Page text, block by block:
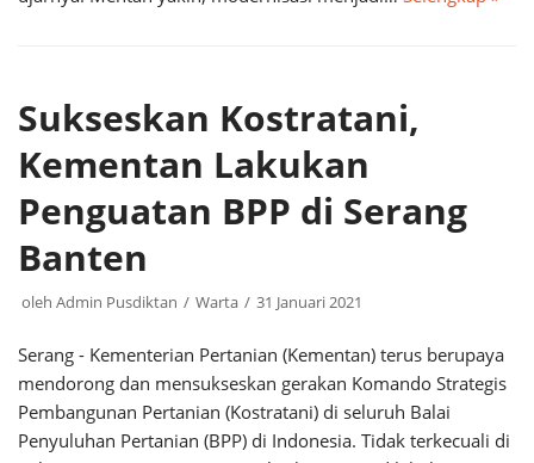
Sukseskan Kostratani,
Kementan Lakukan
Penguatan BPP di Serang
Banten
oleh Admin Pusdiktan Warta 31 Januari 2021
Serang - Kementerian Pertanian (Kementan) terus berupaya
mendorong dan mensukseskan gerakan Komando Strategis
Pembangunan Pertanian (Kostratani) di seluruh Balai
Penyuluhan Pertanian (BPP) di Indonesia. Tidak terkecuali di